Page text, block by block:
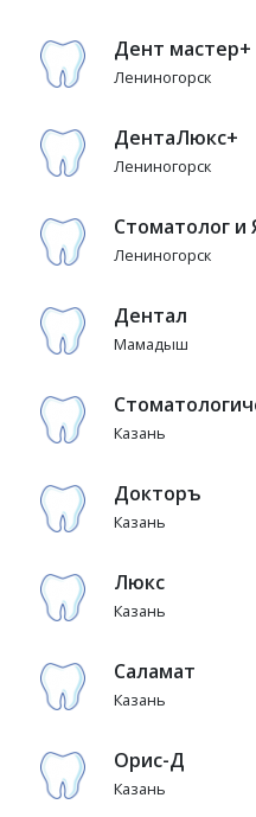
Дент мастер+
Лениногорск
ДентаЛюкс+
Лениногорск
Стоматолог и
Лениногорск
Дентал
Мамадыш
Казань
Докторъ
Казань
Люкс
Казань
Саламат
Казань
Орис-Д
Казань